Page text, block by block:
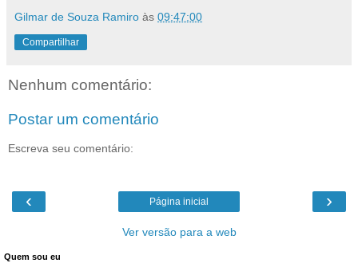
Gilmar de Souza Ramiro às 09:47:00
Compartilhar
Nenhum comentário:
Postar um comentário
Escreva seu comentário:
‹ ›
Página inicial
Ver versão para a web
Quem sou eu